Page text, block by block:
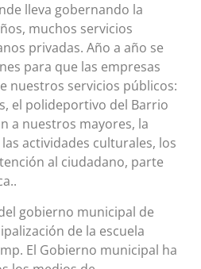
lleva gobernando la
muchos servicios
privadas. Año a año se
para que las empresas
nuestros servicios públicos:
el polideportivo del Barrio
a nuestros mayores, la
actividades culturales, los
al ciudadano, parte
gobierno municipal de
de la escuela
El Gobierno municipal ha